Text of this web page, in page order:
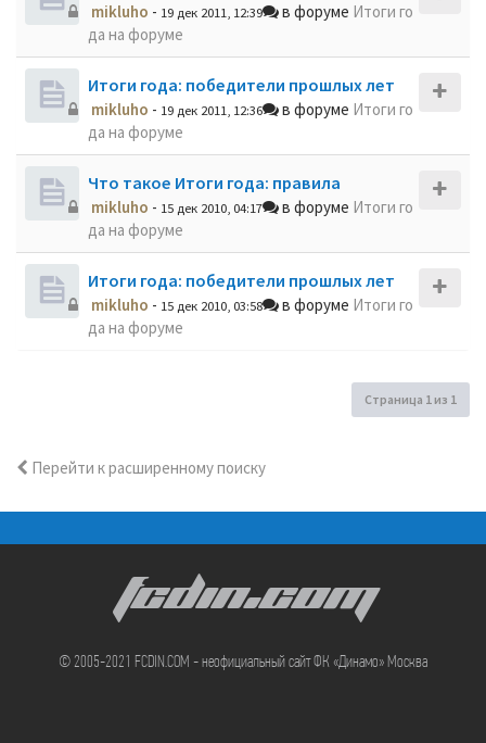
mikluho - 19 дек 2011, 12:39 в форуме Итоги го
да на форуме
Итоги года: победители прошлых лет
mikluho - 19 дек 2011, 12:36 в форуме Итоги го
да на форуме
Что такое Итоги года: правила
mikluho - 15 дек 2010, 04:17 в форуме Итоги го
да на форуме
Итоги года: победители прошлых лет
mikluho - 15 дек 2010, 03:58 в форуме Итоги го
да на форуме
Страница 1из 1
Перейти к расширенному поиску
FCDIN.COM
© 2005-2021 FCDIN.COM - неофициальный сайт ФК «Динамо» Москва